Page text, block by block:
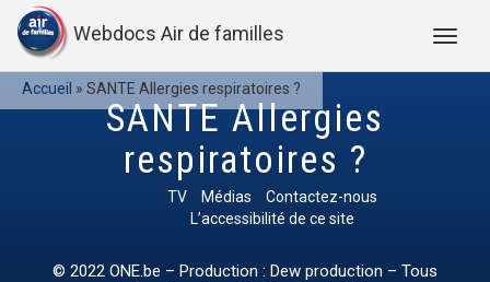
Webdocs Air de familles
Accueil » SANTE Allergies respiratoires ?
SANTE Allergies
respiratoires ?
TV Médias
Contactez-nous
L’accessibilité de ce site
© 2022 ONE.be – Production : Dew production – Tous